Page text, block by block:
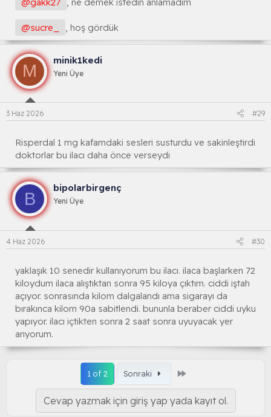
@sucre_ , hoş gördük
M
minik1kedi
Yeni Üye
3 Haz 2026 #29
Risperdal 1 mg kafamdaki sesleri susturdu ve sakinleştirdi
doktorlar bu ilacı daha önce verseydi
B
bipolarbirgenç
Yeni Üye
4 Haz 2026 #30
yaklaşık 10 senedir kullanıyorum bu ilacı. ilaca başlarken 72
kiloydum ilaca alıştıktan sonra 95 kiloya çıktım. ciddi iştah
açıyor. sonrasında kilom dalgalandı ama sigarayı da
bırakınca kilom 90a sabitlendi. bununla beraber ciddi uyku
yapıyor. ilacı içtikten sonra 2 saat sonra uyuyacak yer
arıyorum.
1 of 2 Sonraki
Cevap yazmak için giriş yap yada kayıt ol.